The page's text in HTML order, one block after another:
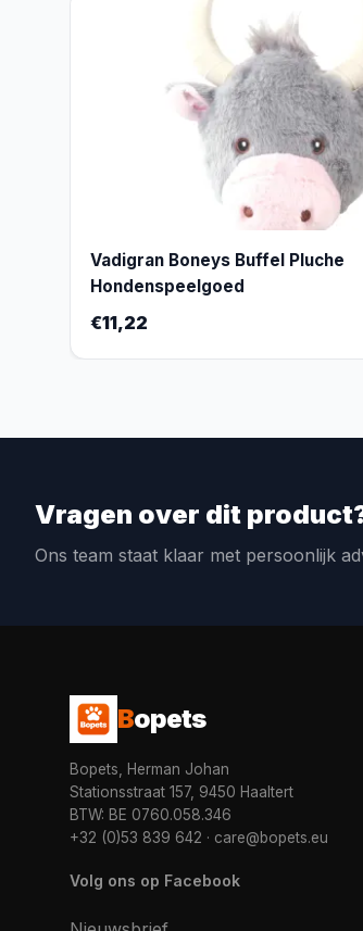
Vadigran Boneys Buffel Pluche
Hondenspeelgoed
€11,22
Vragen over dit
Ons team staat klaar met persoonlijk
Bopets
Bopets, Herman Johan
Stationsstraat 157, 9450 Haaltert
BTW: BE 0760.058.346
+32 (0)53 839 642 · care@bopets.eu
Volg ons op Facebook